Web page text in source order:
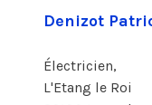
Denizot
Électricien,
L'Etang le Roi